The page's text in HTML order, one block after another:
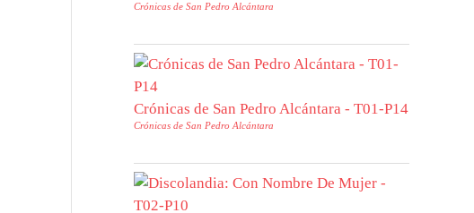
Crónicas de San Pedro Alcántara
Crónicas de San Pedro Alcántara - T01-P14
Crónicas de San Pedro Alcántara